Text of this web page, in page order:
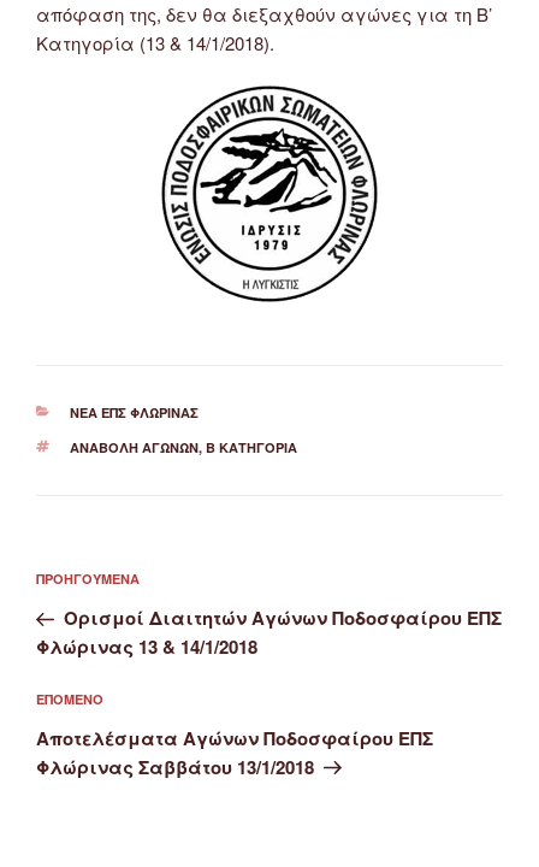
απόφαση της, δεν θα διεξαχθούν αγώνες για τη Β’
Κατηγορία (13 & 14/1/2018).
ΚΑΤΗΓΟΡΊΕΣ
ΝΈΑ ΕΠΣ ΦΛΏΡΙΝΑΣ
ΕΤΙΚΈΤΕΣ
ΑΝΑΒΟΛΉ ΑΓΏΝΩΝ, Β ΚΑΤΗΓΟΡΊΑ
άρθρων
Προηγούμενο
άρθρο
ΠΡΟΗΓΟΎΜΕΝΑ
Ορισμοί Διαιτητών Αγώνων Ποδοσφαίρου ΕΠΣ
Φλώρινας 13 & 14/1/2018
Επόμενο
άρθρο
ΕΠΌΜΕΝΟ
Αποτελέσματα Αγώνων Ποδοσφαίρου ΕΠΣ
Φλώρινας Σαββάτου 13/1/2018